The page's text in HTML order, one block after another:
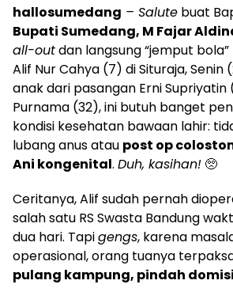
hallosumedang – Salute buat
Bupati Sumedang, M Fajar
all-outdan langsung “jemput
Alif Nur Cahya (7) di Situraja, Senin
anak dari pasangan Erni Supriyatin
Purnama (32), ini butuh banget
kondisi kesehatan bawaan lahir:
lubang anus atau post op
Ani kongenital. Duh, kasihan! 🥺
Ceritanya, Alif sudah pernah
salah satu RS Swasta Bandung
dua hari. Tapigengs, karena
operasional, orang tuanya
pulang kampung, pindah